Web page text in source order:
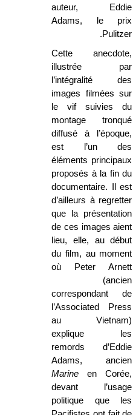
auteur, Eddie
Adams, le prix
Pulitzer.
Cette anecdote,
illustrée par
l’intégralité des
images filmées sur
le vif suivies du
montage tronqué
diffusé à l’époque,
est l’un des
éléments principaux
proposés à la fin du
documentaire. Il est
d’ailleurs à regretter
que la présentation
de ces images aient
lieu, elle, au début
du film, au moment
où Peter Arnett
(ancien
correspondant de
l’Associated Press
au Vietnam)
explique les
remords d’Eddie
Adams, ancien
Marine en Corée,
devant l’usage
politique que les